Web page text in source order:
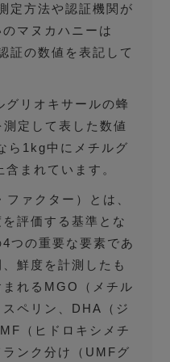
定方法や認証機関が
マヌカハニーは
証の数値を表記して
リオキサールの蜂
定して表した数値
ら1kg中にメチルグ
まれています。
ァクター）とは、
評価する基準とな
つの重要な要素であ
鮮度を計測したも
れるMGO（メチル
ペリン、DHA（ジ
（ヒドロキシメチ
ンク分け（UMFグ